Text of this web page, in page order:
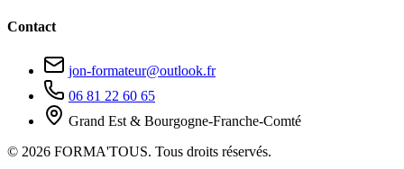
Contact
jon-formateur@outlook.fr
06 81 22 60 65
Grand Est & Bourgogne-Franche-Comté
© 2026 FORMA'TOUS. Tous droits réservés.